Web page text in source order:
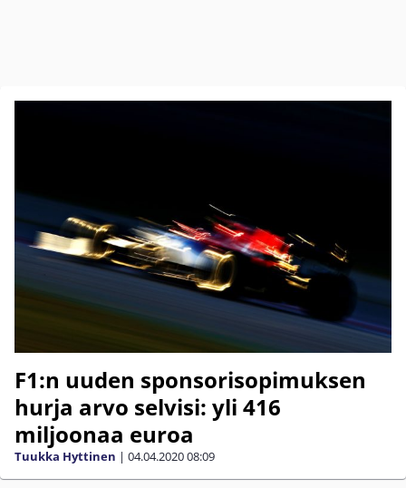
F1:n uuden sponsorisopimuksen
hurja arvo selvisi: yli 416
miljoonaa euroa
Tuukka Hyttinen | 04.04.202008:09